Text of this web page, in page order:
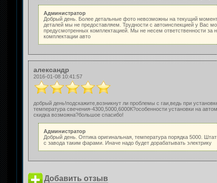
Администратор
Добрый день. Более детальные фото невозможны на текущий
деталей мы не предоставляем. Трудности с автоинспекцией у Вас
предусмотренных комплектацией. Мы не несем ответственности за
комплектации авто
александр
2016-01-08 10:41:57
добрый день!подскажите,возникнут ли проблемы с гаи,ведь при
температура свечения-4300,5000,6000К?особенности установки на
скидка возможна?большое спасибо!
Администратор
Добрый день. Оптика оригинальная, температура порядка 5000.
с завода таким фарами. Иначе надо будет дорабатывать электрику
Добавить отзыв